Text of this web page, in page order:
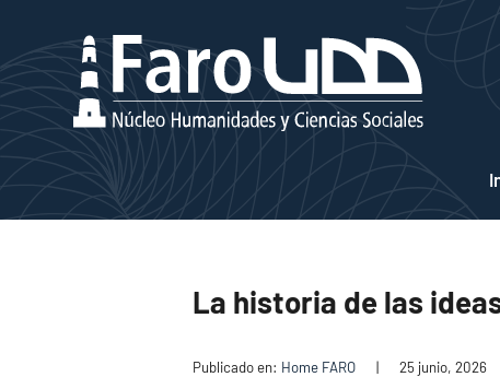
La historia de las
Publicado en: Home FARO | 25 junio, 2026